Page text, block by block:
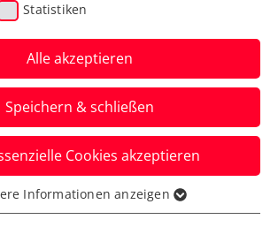
Sports
2025: Jetzt
Ticket sichern!
Ladies: Noch bis inklusive 30.
sind Karten zum
Statistiken
Alle akzeptieren
Speichern & schließen
Cookies akzeptieren
werden für grundlegende
Informationen anzeigen